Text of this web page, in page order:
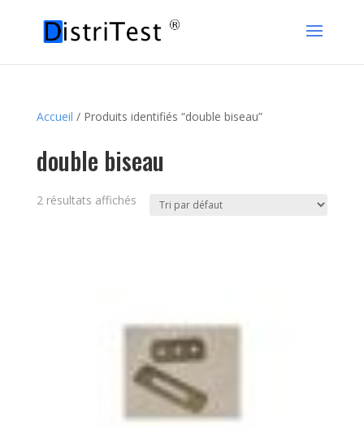
Accueil / Produits identifiés “double biseau”
double biseau
2 résultats affichés